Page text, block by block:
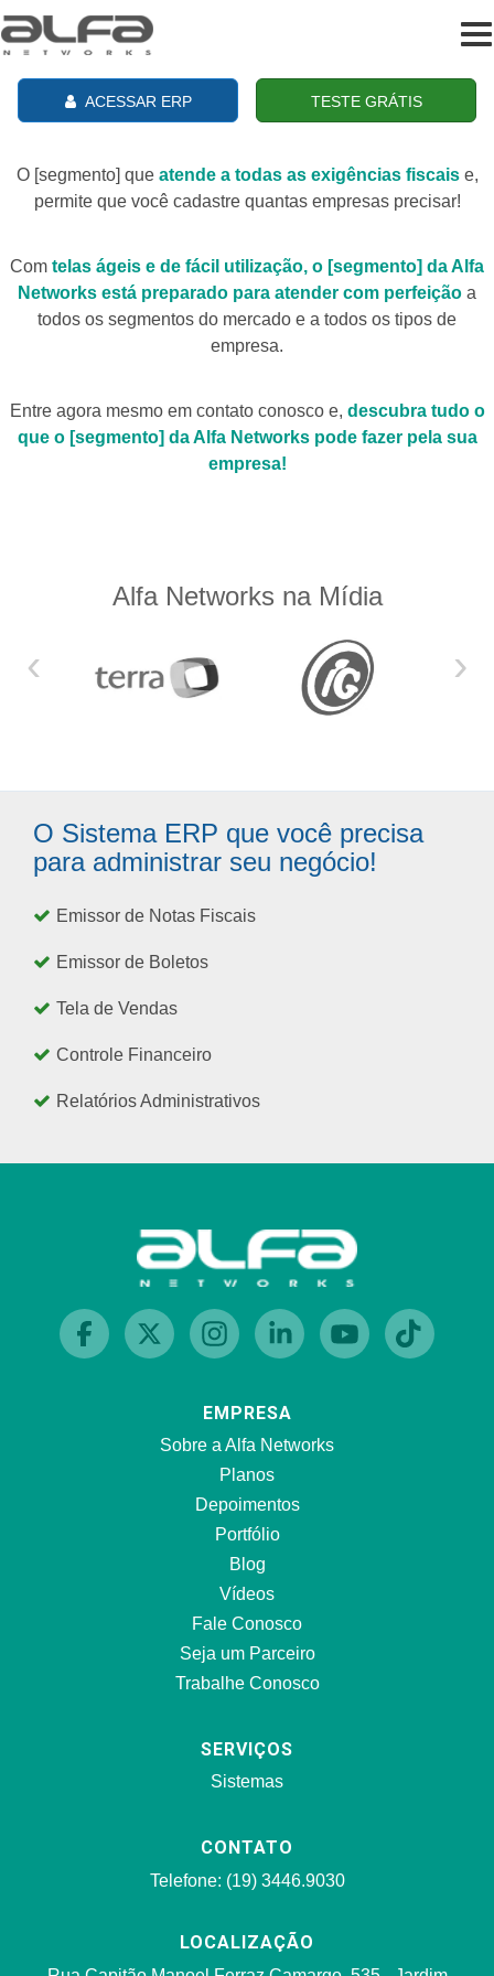
ACESSAR ERP TESTE GRÁTIS
O [segmento] que atende a todas as exigências fiscaise,
permite que você cadastre quantas empresas precisar!
Com telas ágeis e de fácil utilização, o [segmento] da Alfa
Networks está preparado para atender com perfeição a
todos os segmentos do mercado e a todos os tipos de
empresa.
Entre agora mesmo em contato conosco e, descubra tudo o
que o [segmento] da Alfa Networks pode fazer pela sua
empresa!
Alfa Networks na Mídia
‹ ›
O Sistema ERP que você precisa
para administrar seu negócio!
Emissor de Notas Fiscais
Emissor de Boletos
Tela de Vendas
Controle Financeiro
Relatórios Administrativos
EMPRESA
Sobre a Alfa Networks
Planos
Depoimentos
Portfólio
Blog
Vídeos
Fale Conosco
Seja um Parceiro
Trabalhe Conosco
SERVIÇOS
Sistemas
CONTATO
Telefone: (19) 3446.9030
LOCALIZAÇÃO